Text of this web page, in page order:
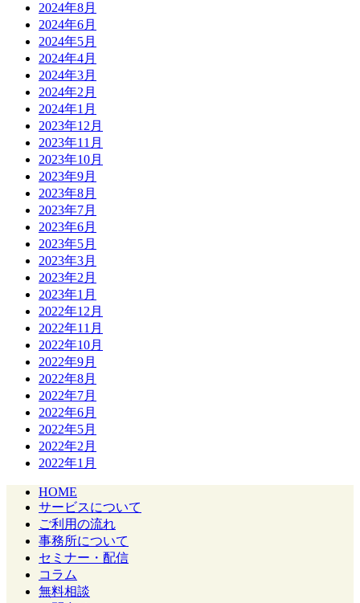
2024年8月
2024年6月
2024年5月
2024年4月
2024年3月
2024年2月
2024年1月
2023年12月
2023年11月
2023年10月
2023年9月
2023年8月
2023年7月
2023年6月
2023年5月
2023年3月
2023年2月
2023年1月
2022年12月
2022年11月
2022年10月
2022年9月
2022年8月
2022年7月
2022年6月
2022年5月
2022年2月
2022年1月
HOME
サービスについて
ご利用の流れ
事務所について
セミナー・配信
コラム
無料相談